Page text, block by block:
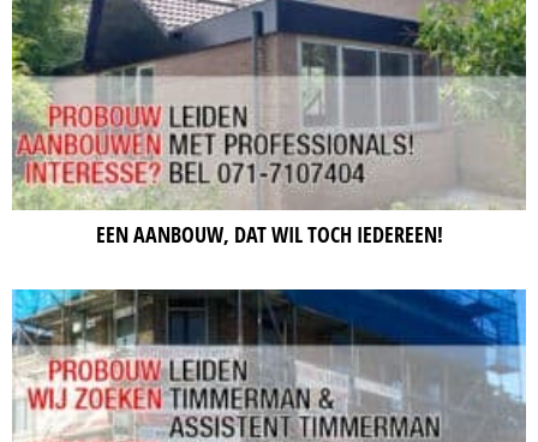
EEN AANBOUW, DAT WIL TOCH IEDEREEN!